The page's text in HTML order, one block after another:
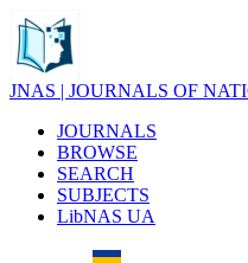
JNAS | JOURNALS OF
JOURNALS
BROWSE
SEARCH
SUBJECTS
LibNAS UA